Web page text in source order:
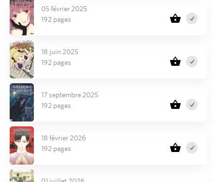
05 février 2025
192 pages
18 juin 2025
192 pages
17 septembre 2025
192 pages
18 février 2026
192 pages